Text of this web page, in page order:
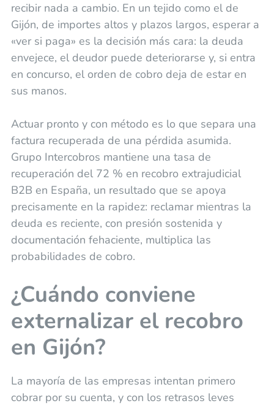
recibir nada a cambio. En un tejido como el de
Gijón, de importes altos y plazos largos, esperar a
«ver si paga» es la decisión más cara: la deuda
envejece, el deudor puede deteriorarse y, si entra
en concurso, el orden de cobro deja de estar en
sus manos.
Actuar pronto y con método es lo que separa una
factura recuperada de una pérdida asumida.
Grupo Intercobros mantiene una tasa de
recuperación del 72 % en recobro extrajudicial
B2B en España, un resultado que se apoya
precisamente en la rapidez: reclamar mientras la
deuda es reciente, con presión sostenida y
documentación fehaciente, multiplica las
probabilidades de cobro.
¿Cuándo conviene
externalizar el recobro
en Gijón?
La mayoría de las empresas intentan primero
cobrar por su cuenta, y con los retrasos leves